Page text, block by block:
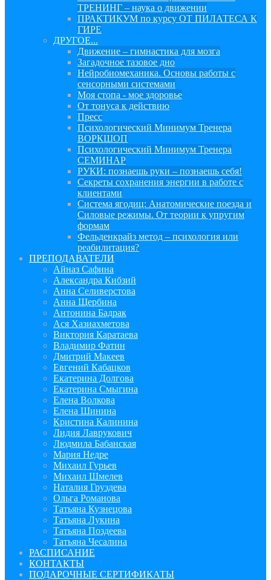
ТРЕНИНГ – наука о движении
ПРАКТИКУМ по курсу ОТ ПИЛАТЕСА К
ГИРЕ
ДРУГОЕ...
Движение – гимнастика для мозга
Загадочное тазовое дно
Нейробиомеханика. Основы работы с
сенсорными системами
Моя стопа - мое здоровье
От тонуса к действию
Пресс
Психологический Минимум Тренера
ВОРКШОП
Психологический Минимум Тренера
СЕМИНАР
РУКИ: познаешь руки – познаешь себя!
Секреты сохранения энергии в работе с
клиентами
Система ягодиц: Анатомические поезда и
Силовые режимы. От теории к упругим
формам
Фельденкрайз метод – психология или
реабилитация?
ПРЕПОДАВАТЕЛИ
Айназ Сафина
Александра Кибзий
Анна Селиверстова
Анна Щербина
Антонина Бадрак
Ася Хазиахметова
Виктория Каратаева
Владимир Фатин
Дмитрий Макеев
Евгений Кабацков
Екатерина Долгова
Екатерина Смыгина
Елена Волкова
Елена Шинина
Кристина Калинина
Лидия Лаврукович
Людмила Бабанская
Мария Недре
Михаил Гурьев
Михаил Шмелев
Наталия Груздева
Ольга Романова
Татьяна Кузнецова
Татьяна Лукина
Татьяна Поздеева
Татьяна Чесалина
РАСПИСАНИЕ
КОНТАКТЫ
ПОДАРОЧНЫЕ СЕРТИФИКАТЫ